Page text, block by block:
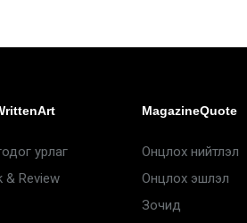
урлаг
& Review
MagazineQuote
Онцлох нийтлэл
Онцлох эшлэл
Зочид